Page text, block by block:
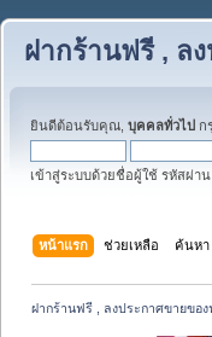
ฝากร้านฟรี , ล
ยินดีต้อนรับคุณ, บุคคลทั่วไป ก
เข้าสู่ระบบด้วยชื่อผู้ใช้ รหัสผ่า
หน้าแรก ช่วยเหลือ ค้นหา
ฝากร้านฟรี , ลงประกาศขายขอ